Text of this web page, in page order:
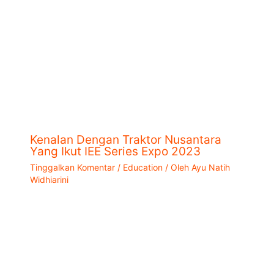
Kenalan Dengan Traktor Nusantara
Yang Ikut IEE Series Expo 2023
Tinggalkan Komentar / Education/ Oleh Ayu Natih
Widhiarini